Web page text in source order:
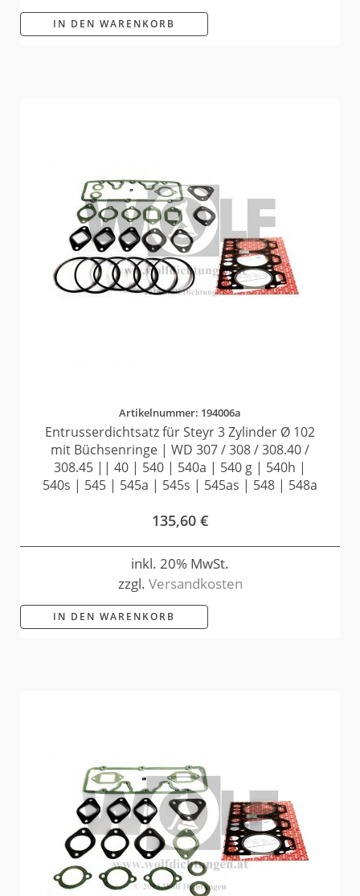
IN DEN WARENKORB
Artikelnummer: 194006a
Entrusserdichtsatz für Steyr 3 Zylinder Ø 102
mit Büchsenringe | WD 307 / 308 / 308.40 /
308.45 || 40 | 540 | 540a | 540 g | 540h |
540s | 545 | 545a | 545s | 545as | 548 | 548a
135,60 €
inkl. 20% MwSt.
zzgl. Versandkosten
IN DEN WARENKORB